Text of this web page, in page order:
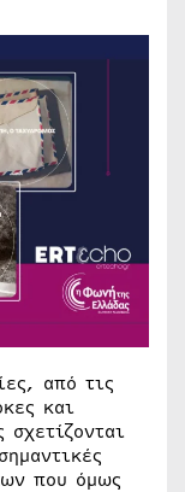
από τις
και
που όμως